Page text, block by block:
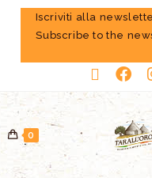
Iscriviti alla
Subscribe to the
0